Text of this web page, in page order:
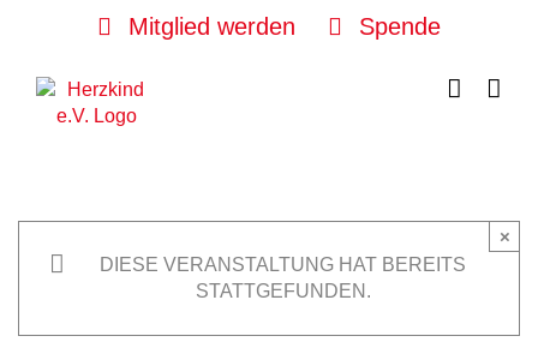
Mitglied werden Spende
DIESE VERANSTALTUNG HAT BEREITS
STATTGEFUNDEN.
×